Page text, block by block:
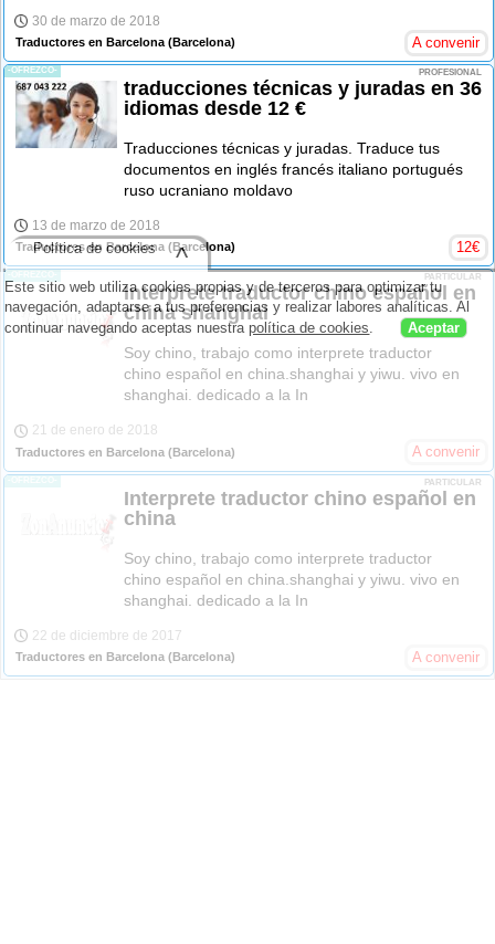
30 de marzo de 2018
Traductores en Barcelona (Barcelona) A convenir
-OFREZCO- PROFESIONAL
traducciones técnicas y juradas en 36
idiomas desde 12 €
Traducciones técnicas y juradas. Traduce tus
documentos en inglés francés italiano portugués
ruso ucraniano moldavo
13 de marzo de 2018
Traductores en Barcelona (Barcelona) 12€
-OFREZCO- PARTICULAR
Interprete traductor chino español en
china shanghai
Soy chino, trabajo como interprete traductor
chino español en china.shanghai y yiwu. vivo en
shanghai. dedicado a la In
21 de enero de 2018
Traductores en Barcelona (Barcelona) A convenir
PARTICULAR
Interprete traductor chino español en
china
Soy chino, trabajo como interprete traductor
chino español en china.shanghai y yiwu. vivo en
shanghai. dedicado a la In
22 de diciembre de 2017
Traductores en Barcelona (Barcelona) A convenir
Este sitio web utiliza cookies propias y de terceros para optimizar tu
navegación, adaptarse a tus preferencias y realizar labores analíticas. Al
continuar navegando aceptas nuestrapolítica de cookies Aceptar
Política de cookies ^